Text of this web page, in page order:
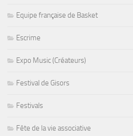
Equipe française de Basket
Escrime
Expo Music (Créateurs)
Festival de Gisors
Festivals
Fête de la vie associative